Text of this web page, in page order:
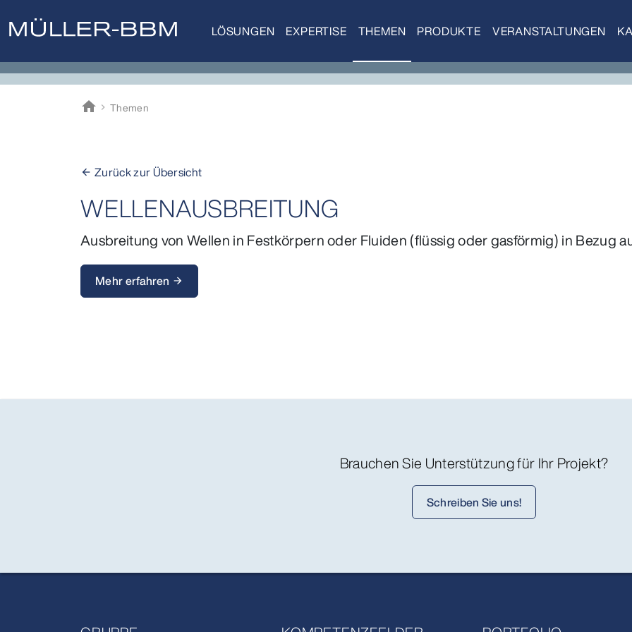
LÖSUNGEN EXPERTISE THEMEN PRODUKTE VERANSTALTUNGEN
home
Müller-BBM
Themen
arrow_back Zurück zur Übersicht
WELLENAUSBREITUNG
Ausbreitung von Wellen in Festkörpern oder Fluiden (flüssig oder gasförmig) in Bezug
Mehr erfahren arrow_forward
Brauchen Sie Unterstützung für Ihr Projekt?
Schreiben Sie uns!